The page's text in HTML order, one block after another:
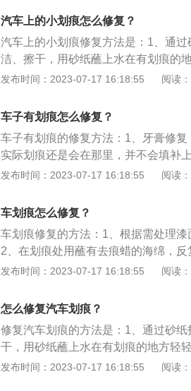
痕还是会有，并不会填补上划痕。2
划痕上多了透明的涂层，在视觉上可
3、补漆笔：同样是对划痕起到一个
车漆划痕修复剂：这是类似牙膏的一
不过只能修复轻微的划痕。
汽车上的小划痕怎么修复？
汽车上的小划痕修复方法是：1、通
洁、擦干，用砂纸蘸上水在有划痕的
可乐倒在抹布上，不断地在划痕地方
清洁干净，将牙膏挤到湿毛巾或者是
5、通过指甲油来修复：在划痕上涂
发布时间：2023-07-17 16:18:55 阅读
车子有划痕怎么修复？
车子有划痕的修复方法：1、牙膏修
实际划痕还是会在那里，并不会填补
个简单的填补效果，时间久了可能会
要注意的是，日常可以自己动手修复
失，如果已经露出了底漆或者板金受
发布时间：2023-07-17 16:18:55 阅读
车划痕怎么修复？
车划痕修复的方法：1、根据需处理
2、在划痕处用蘸有去痕蜡的海绵，
面上的去痕蜡干透后，可以用柔软的
注意颜色与车身颜色保持一致，补漆
用水砂纸磨平，用补漆笔上色即可。
发布时间：2023-07-17 16:18:55 阅读
怎么修复汽车划痕？
修复汽车划痕的方法是：1、通过砂
干，用砂纸蘸上水在有划痕的地方轻
在抹布上，不断地在划痕地方擦拭；
发布时间：2023-07-17 16:18:55 阅读